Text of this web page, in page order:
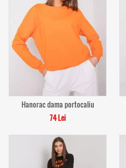
Hanorac dama portocaliu
74 Lei